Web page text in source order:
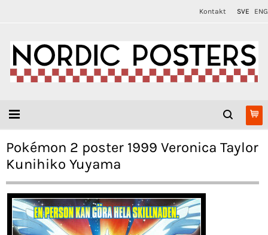
Kontakt SVE ENG
Pokémon 2 poster 1999 Veronica Taylor
Kunihiko Yuyama